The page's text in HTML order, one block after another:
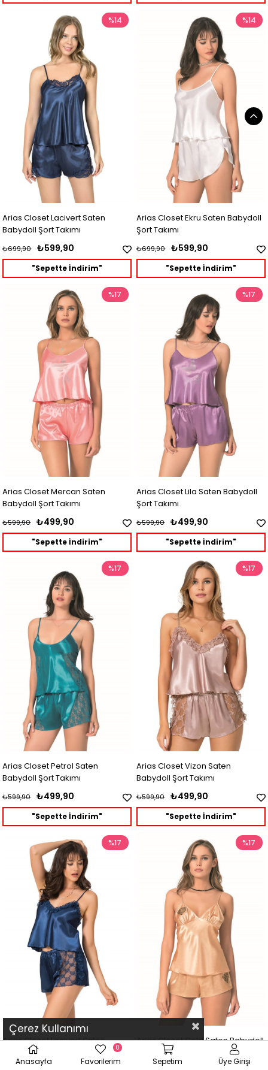
Arias Closet Lacivert Saten
Babydoll Şort Takımı
₺599,90
₺699,90
%14
"Sepette İndirim"
Arias Closet Ekru Saten Babydoll
Şort Takımı
₺599,90
₺699,90
%14
"Sepette İndirim"
Arias Closet Mercan Saten
Babydoll Şort Takımı
₺499,90
₺599,90
%17
"Sepette İndirim"
Arias Closet Lila Saten Babydoll
Şort Takımı
₺499,90
₺599,90
%17
"Sepette İndirim"
Arias Closet Petrol Saten
Babydoll Şort Takımı
₺499,90
₺599,90
%17
"Sepette İndirim"
Arias Closet Vizon Saten
Babydoll Şort Takımı
₺499,90
₺599,90
%17
"Sepette İndirim"
Arias Closet Lacivert Saten
Babydoll Şort Takımı
%17
Arias Closet Gold Saten Babydoll
Şort Takımı
%17
Çerez Kullanımı
Anasayfa Favorilerim
0
Sepetim Üye Girişi